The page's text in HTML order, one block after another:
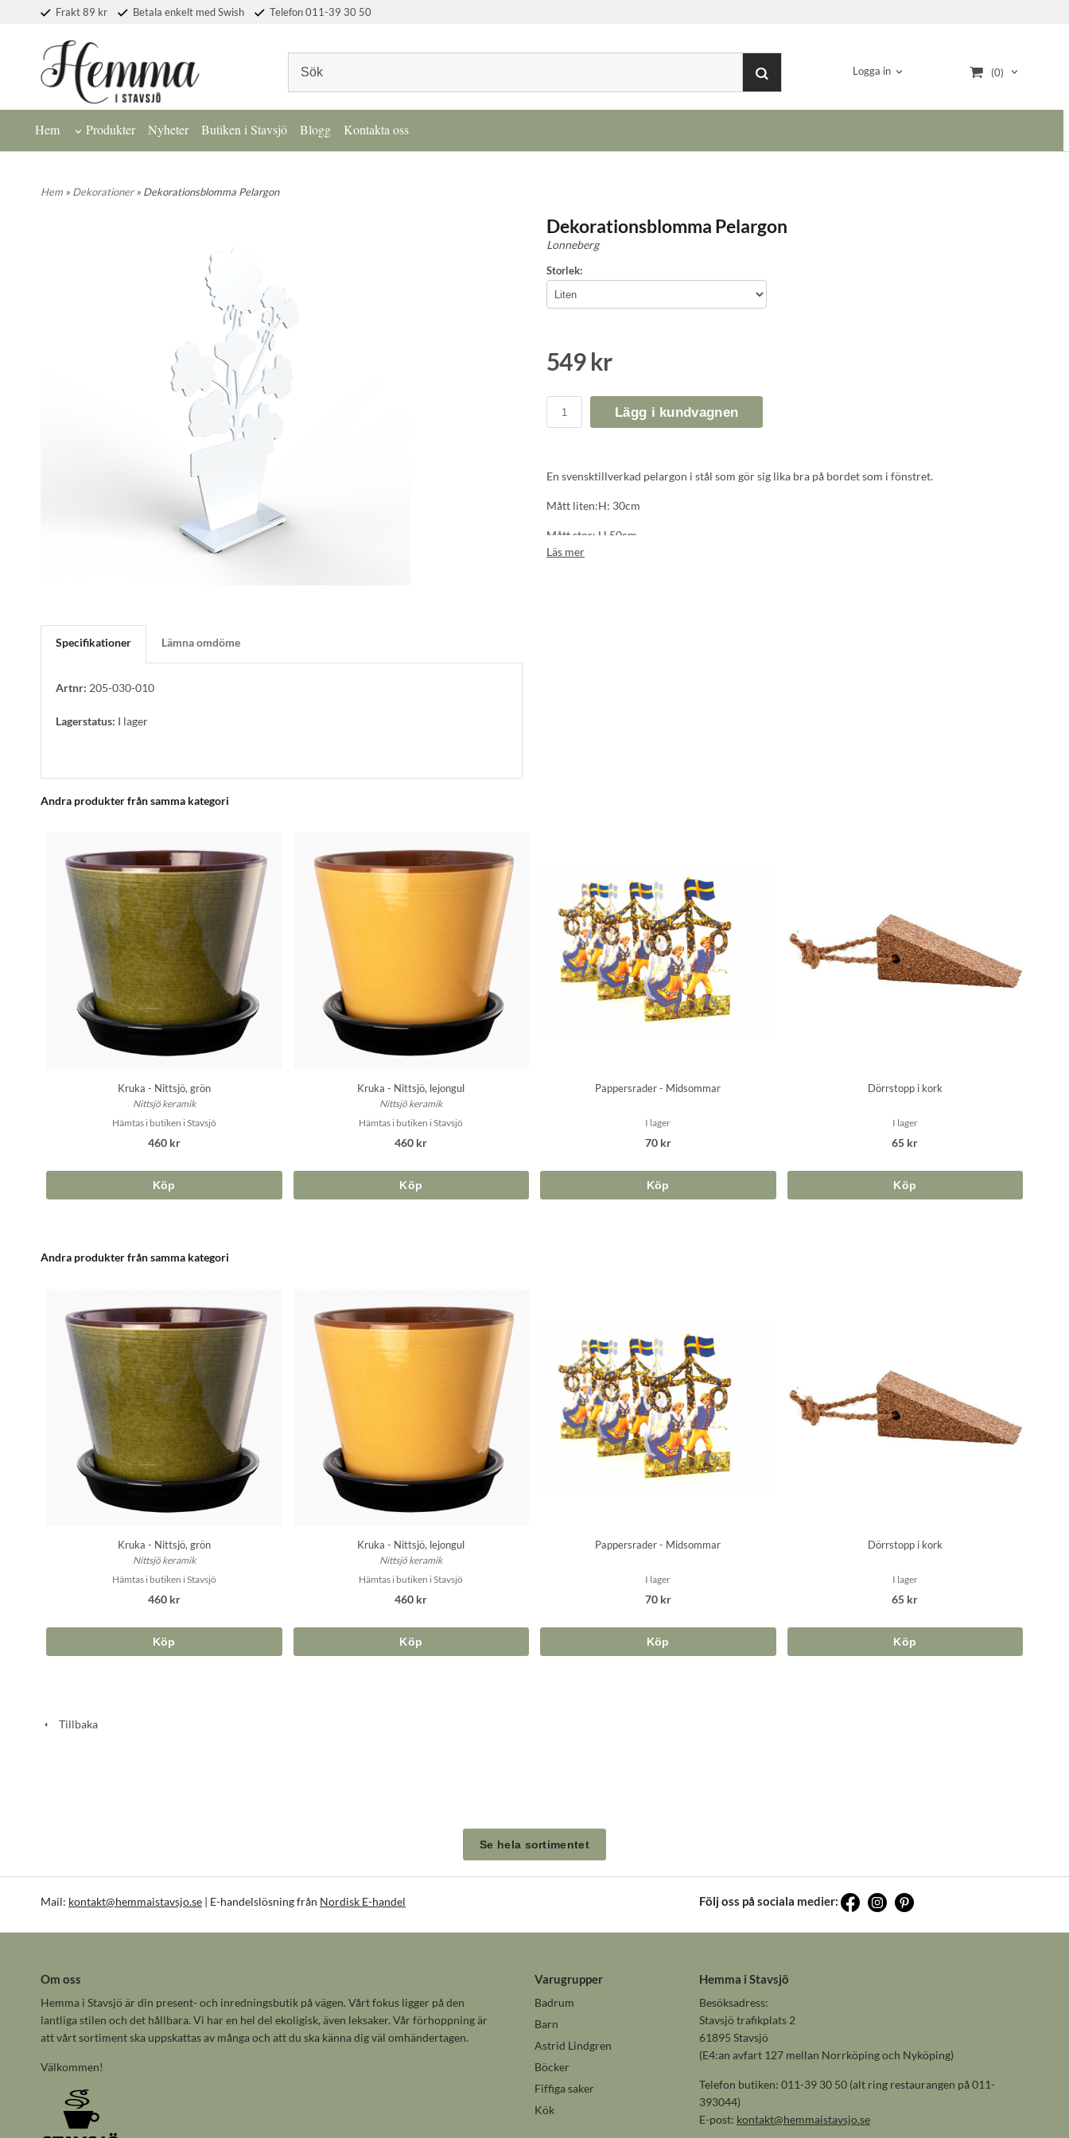
Frakt 89 kr Betala enkelt med Swish Telefon 011-39 30 50
Logga in (0)
Hem Produkter Nyheter Butiken i Stavsjö Blogg Kontakta oss
Hem » Dekorationer» Dekorationsblomma Pelargon
Dekorationsblomma Pelargon
Lonneberg
Storlek:
549 kr
Lägg i kundvagnen
En svensktillverkad pelargon i stål som gör sig lika bra på bordet som i fönstret.
Mått liten:H: 30cm
Mått stor: H 50cm
Läs mer
Specifikationer Lämna omdöme
Artnr: 205-030-010
Lagerstatus: I lager
Andra produkter från samma kategori
Kruka - Nittsjö, grön
Nittsjö keramik
Hämtas i butiken i Stavsjö
460 kr
Köp
Kruka - Nittsjö, lejongul
Nittsjö keramik
Hämtas i butiken i Stavsjö
460 kr
Köp
Pappersrader - Midsommar
I lager
70 kr
Köp
Dörrstopp i kork
I lager
65 kr
Köp
Andra produkter från samma kategori
Kruka - Nittsjö, grön
Nittsjö keramik
Hämtas i butiken i Stavsjö
460 kr
Köp
Kruka - Nittsjö, lejongul
Nittsjö keramik
Hämtas i butiken i Stavsjö
460 kr
Köp
Pappersrader - Midsommar
I lager
70 kr
Köp
Dörrstopp i kork
I lager
65 kr
Köp
Tillbaka
Se hela sortimentet
Mail: kontakt@hemmaistavsjo.se | E-handelslösning från Nordisk E-handel Följ oss på sociala medier:
Om oss
Hemma i Stavsjö är din present- och inredningsbutik på vägen. Vårt fokus ligger på den
lantliga stilen och det hållbara. Vi har en hel del ekoligisk, även leksaker. Vår förhoppning är
att vårt sortiment ska uppskattas av många och att du ska känna dig väl omhändertagen.
Välkommen!
Varugrupper
Badrum
Barn
Astrid Lindgren
Böcker
Fiffiga saker
Kök
Hemma i Stavsjö
Besöksadress:
Stavsjö trafikplats 2
61895 Stavsjö
(E4:an avfart 127 mellan Norrköping och Nyköping)
Telefon butiken: 011-39 30 50 (alt ring restaurangen på 011-
393044)
E-post: kontakt@hemmaistavsjo.se